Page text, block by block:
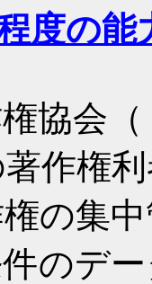
度の能
協会
作権
の集
のデ